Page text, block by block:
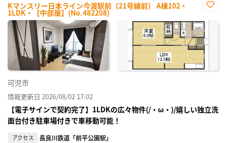
Kマンスリー日本ライン今渡駅前（21号線前） A棟102・
1LDK・【中部屋】(No.482208)
に入
り登
録
可児市
情報更新日 2026/08/02 17:02
【電子サインで契約完了】1LDKの広々物件(/・ω・)/嬉しい独立洗
面台付き駐車場付きで車移動可能！
アクセス 長良川鉄道「前平公園駅」